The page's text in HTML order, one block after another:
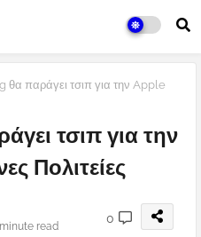
θα παράγει τσιπ για την Apple
τσιπ για την
Πολιτείες
read
0